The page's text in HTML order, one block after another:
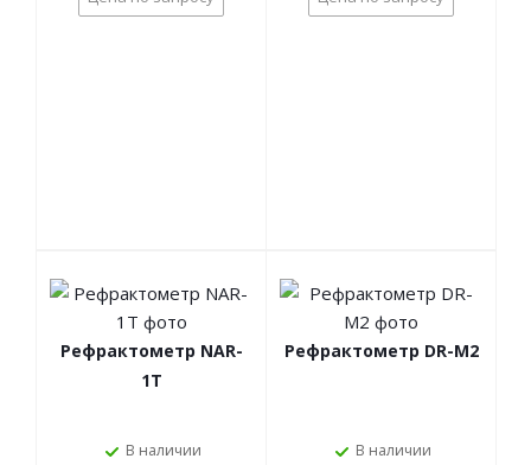
Рефрактометр NAR-
1T
В наличии
Рефрактометр DR-M2
В наличии